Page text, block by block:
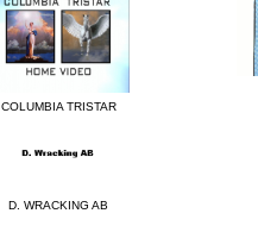
COLUMBIA TRISTAR
D. WRACKING AB